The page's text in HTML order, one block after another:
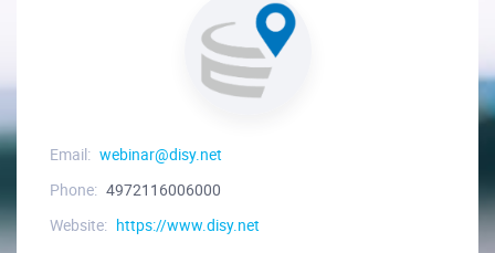
Email: webinar@disy.net
Phone: 4972116006000
Website: https://www.disy.net